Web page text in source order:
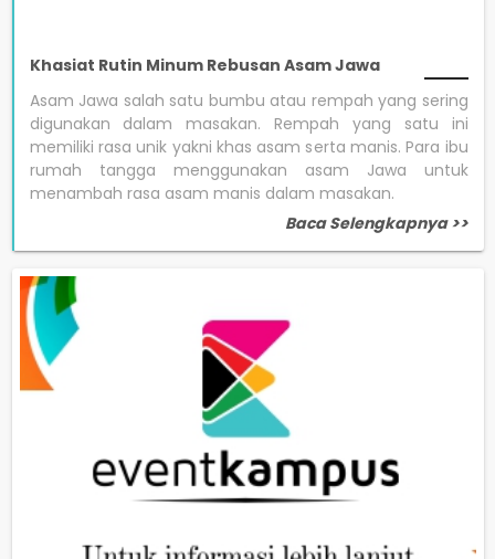
Khasiat Rutin Minum Rebusan Asam Jawa
Asam Jawa salah satu bumbu atau rempah yang sering
digunakan dalam masakan. Rempah yang satu ini
memiliki rasa unik yakni khas asam serta manis. Para ibu
rumah tangga menggunakan asam Jawa untuk
menambah rasa asam manis dalam masakan.
Baca Selengkapnya >>